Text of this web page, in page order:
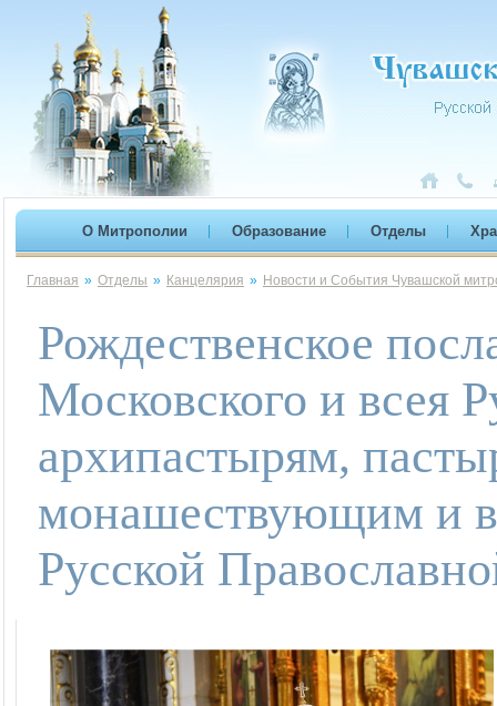
О Митрополии Образование Отделы
Главная » Отделы » Канцелярия » Новости и События Чувашской
Рождественское
Московского и
архипастырям,
монашествующим и
Русской